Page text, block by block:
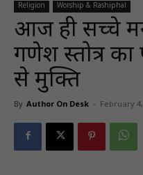
Religion Worship & Rashiphal
आज ही सच्चे
गणेश स्तोत्र
से मुक्ति
By Author On Desk - February